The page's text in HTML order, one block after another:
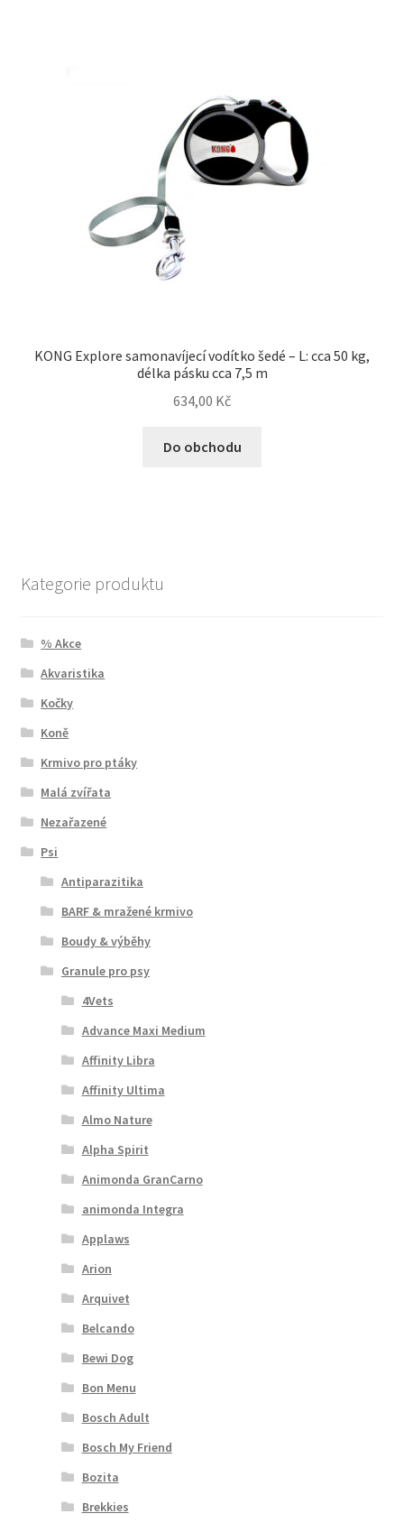
KONG Explore samonavíjecí vodítko šedé – L: cca 50 kg,
délka pásku cca 7,5 m
634,00 Kč
Do obchodu
Kategorie produktu
% Akce
Akvaristika
Kočky
Koně
Krmivo pro ptáky
Malá zvířata
Nezařazené
Psi
Antiparazitika
BARF & mražené krmivo
Boudy & výběhy
Granule pro psy
4Vets
Advance Maxi Medium
Affinity Libra
Affinity Ultima
Almo Nature
Alpha Spirit
Animonda GranCarno
animonda Integra
Applaws
Arion
Arquivet
Belcando
Bewi Dog
Bon Menu
Bosch Adult
Bosch My Friend
Bozita
Brekkies